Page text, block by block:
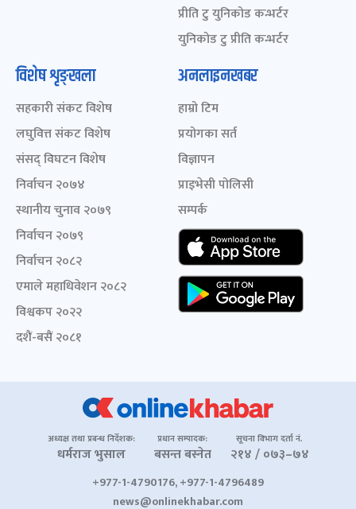
प्रीति टु युनिकोड कन्भर्टर
युनिकोड टु प्रीति कन्भर्टर
विशेष शृङ्खला
सहकारी संकट विशेष
लघुवित्त संकट विशेष
संसद् विघटन विशेष
निर्वाचन २०७४
स्थानीय चुनाव २०७९
निर्वाचन २०७९
निर्वाचन २०८२
एमाले महाधिवेशन २०८२
विश्वकप २०२२
दशैं-बसैं २०८१
अनलाइनखबर
हाम्रो टिम
प्रयोगका सर्त
विज्ञापन
प्राइभेसी पोलिसी
सम्पर्क
अध्यक्ष तथा प्रबन्ध निर्देशक:
धर्मराज भुसाल
प्रधान सम्पादक:
बसन्त बस्नेत
सूचना विभाग दर्ता नं.
२१४ / ०७३–७४
+977-1-4790176, +977-1-4796489
news@onlinekhabar.com